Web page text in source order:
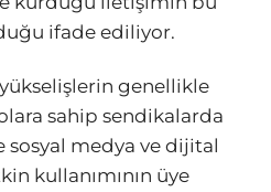
ifade ediliyor.
genellikle
sahip sendikalarda
medya ve dijital
kullanımının üye